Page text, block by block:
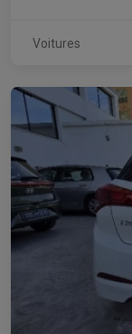
Voitures